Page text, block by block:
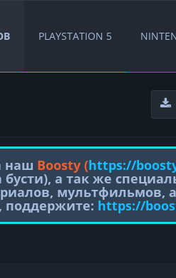
PLAYSTATION 5
наш Boosty (https://
бусти), а так же
мультфильмов,
https://